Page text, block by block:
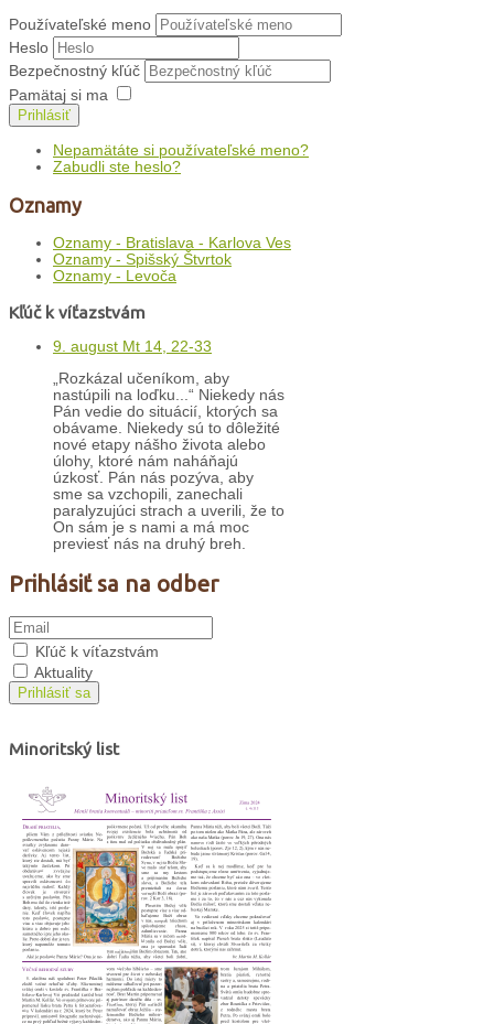
Používateľské meno
Heslo
Bezpečnostný kľúč
Pamätaj si ma
Prihlásiť
Nepamätáte si používateľské meno?
Zabudli ste heslo?
Oznamy
Oznamy - Bratislava - Karlova Ves
Oznamy - Spišský Štvrtok
Oznamy - Levoča
Kľúč k víťazstvám
9. august Mt 14, 22-33
„Rozkázal učeníkom, aby
nastúpili na loďku...“ Niekedy nás
Pán vedie do situácií, ktorých sa
obávame. Niekedy sú to dôležité
nové etapy nášho života alebo
úlohy, ktoré nám naháňajú
úzkosť. Pán nás pozýva, aby
sme sa vzchopili, zanechali
paralyzujúci strach a uverili, že to
On sám je s nami a má moc
previesť nás na druhý breh.
Prihlásiť sa na odber
Kľúč k víťazstvám
Aktuality
Prihlásiť sa
Minoritský list